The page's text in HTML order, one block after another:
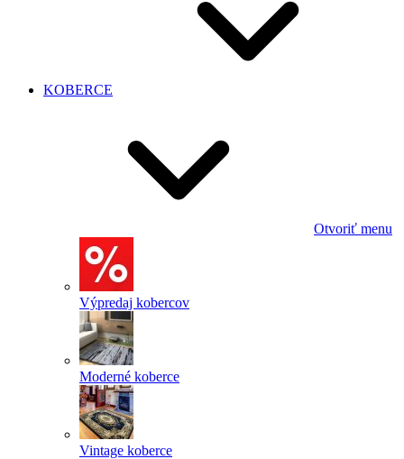
KOBERCE
Otvoriť menu
Výpredaj kobercov
Moderné koberce
Vintage koberce